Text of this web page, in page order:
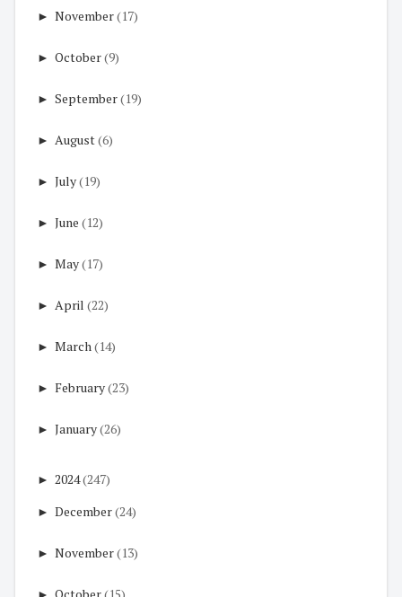
► November(17)
► October(9)
► September(19)
► August(6)
► July(19)
► June (12)
► May(17)
► April (22)
► March (14)
► February(23)
► January(26)
► 2024(247)
► December(24)
► November(13)
► October(15)